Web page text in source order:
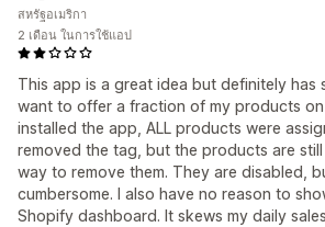
This app is a great idea but definitely has
want to offer a fraction of my products on
installed the app, ALL products were
removed the tag, but the products are
way to remove them. They are disabled,
cumbersome. I also have no reason to
Shopify dashboard. It skews my daily
สหรัฐอเมริกา
2 เดือน ในการใช้แอป